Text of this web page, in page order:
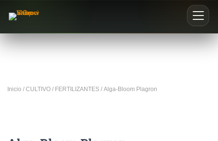
Inicio / CULTIVO / FERTILIZANTES / Alga-Bloom Plagron